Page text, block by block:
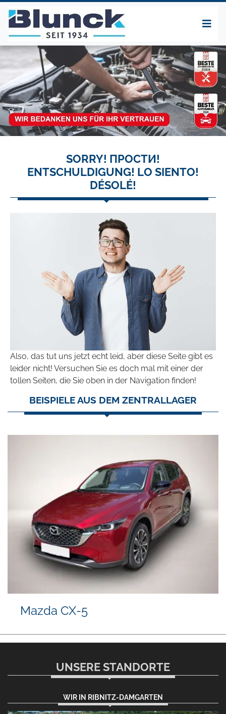
SORRY! ПРОСТИ!
ENTSCHULDIGUNG! LO SIENTO!
DÉSOLÉ!
Also, das tut uns jetzt echt leid, aber diese Seite gibt es
leider nicht! Versuchen Sie es doch mal mit einer der
tollen Seiten, die Sie oben in der Navigation finden!
BEISPIELE AUS DEM ZENTRALLAGER
Mazda CX-5
UNSERE STANDORTE
WIR IN RIBNITZ-DAMGARTEN